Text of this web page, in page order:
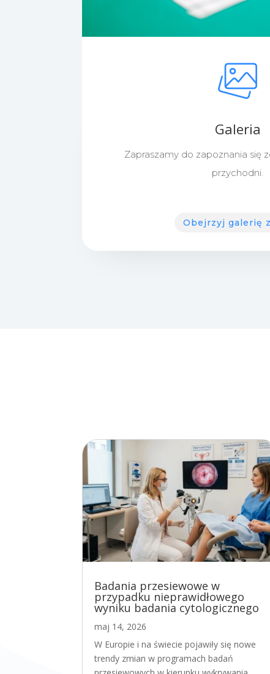
Galeria
Zapraszamy do zapoznania się
przychodni.
Obejrzyj galerię
Badania przesiewowe w
przypadku nieprawidłowego
wyniku badania cytologicznego
maj 14, 2026
W Europie i na świecie pojawiły się nowe
trendy zmian w programach badań